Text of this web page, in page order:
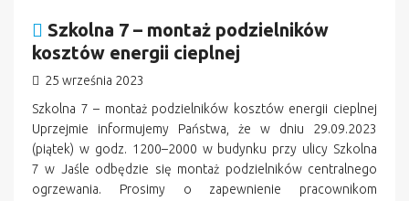
Szkolna 7 – montaż podzielników
kosztów energii cieplnej
25 września 2023
Szkolna 7 – montaż podzielników kosztów energii cieplnej
Uprzejmie informujemy Państwa, że w dniu 29.09.2023
(piątek) w godz. 1200–2000 w budynku przy ulicy Szkolna
7 w Jaśle odbędzie się montaż podzielników centralnego
ogrzewania. Prosimy o zapewnienie pracownikom